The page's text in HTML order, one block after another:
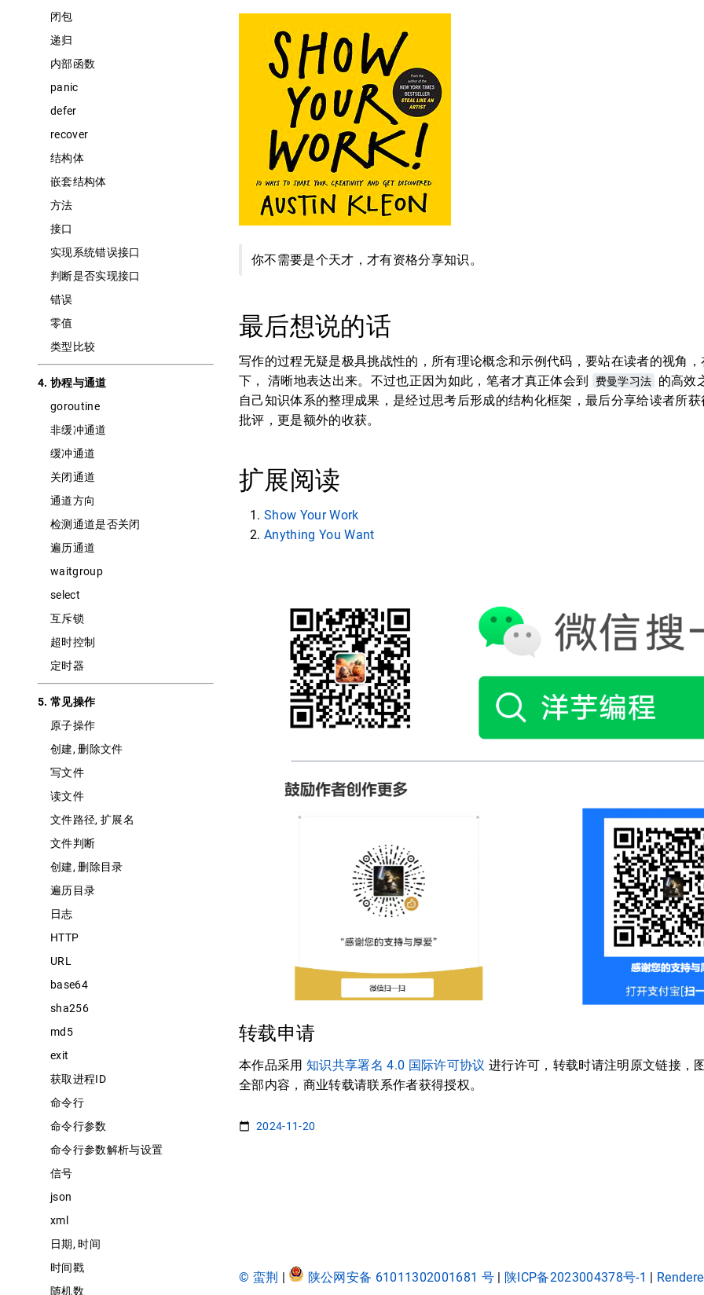
闭包
递归
内部函数
panic
defer
recover
结构体
嵌套结构体
方法
接口
实现系统错误接口
判断是否实现接口
错误
零值
类型比较
4. 协程与通道
goroutine
非缓冲通道
缓冲通道
关闭通道
通道方向
检测通道是否关闭
遍历通道
waitgroup
select
互斥锁
超时控制
定时器
5. 常见操作
原子操作
创建, 删除文件
写文件
读文件
文件路径, 扩展名
文件判断
创建, 删除目录
遍历目录
日志
HTTP
URL
base64
sha256
md5
exit
获取进程ID
命令行
命令行参数
命令行参数解析与设置
信号
json
xml
日期, 时间
时间戳
随机数
你不需要是个天才，才有资格分享知识。
最后想说的话
写作的过程无疑是极具挑战性的，所有理论概念和示例代码，要站在读者的视角
下， 清晰地表达出来。不过也正因为如此，笔者才真正体会到 费曼学习法 的高效
自己知识体系的整理成果，是经过思考后形成的结构化框架，最后分享给读者所获
批评，更是额外的收获。
扩展阅读
Show Your Work
Anything You Want
转载申请
本作品采用 知识共享署名 4.0 国际许可协议 进行许可，转载时请注明原文链接，
全部内容，商业转载请联系作者获得授权。
2024-11-20
© 蛮荆 | 陕公网安备 61011302001681 号| 陕ICP备2023004378号-1 |